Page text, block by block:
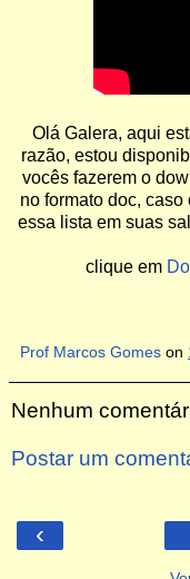
Olá Galera, aqui
razão, estou
vocês fazerem o
no formato doc,
essa lista em suas
clique em
Prof Marcos Gomes on
Nenhum
Postar um
‹